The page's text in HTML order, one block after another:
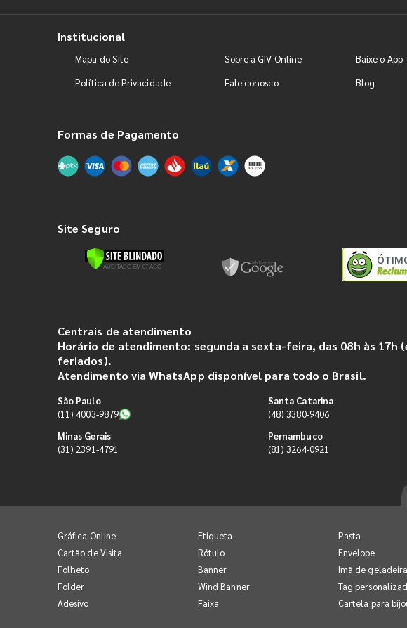
Institucional
Mapa do Site Sobre a GIV Online Baixe o App
Política de Privacidade
Fale conosco Blog
Formas de Pagamento
Site Seguro
Centrais de atendimento
Horário de atendimento: segunda a sexta-feira, das 08h às 17h
feriados).
Atendimento via WhatsApp disponível para todo o Brasil.
São Paulo
(11) 4003-9879
Minas Gerais
(31) 2391-4791
Santa Catarina
(48) 3380-9406
Pernambuco
(81) 3264-0921
Gráfica Online
Cartão de Visita
Folheto
Folder
Adesivo
Etiqueta
Rótulo
Banner
Wind Banner
Faixa
Pasta
Envelope
Imã de geladeira
Tag
Cartela para